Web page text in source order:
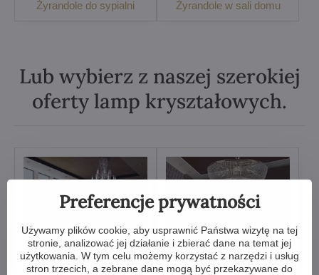
Żyrandole do sypialni Żyrandole w sali domu
Lub wybierz z naszej szerokiej
oferty lamp kryształowych.
Żyrandole kryształowe Lampy kryształowe
Preferencje prywatności
Używamy plików cookie, aby usprawnić Państwa wizytę na tej
stronie, analizować jej działanie i zbierać dane na temat jej
użytkowania. W tym celu możemy korzystać z narzędzi i usług
stron trzecich, a zebrane dane mogą być przekazywane do